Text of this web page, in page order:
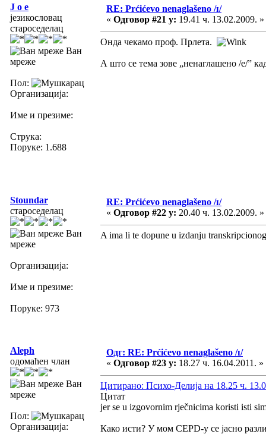
J o e
језикословац
староседелац
Ван
мреже
Пол:
Организација:
Име и презиме:
Струка:
Поруке: 1.688
RE: Prćićevo nenaglašeno /ɪ/
« Одговор #21 у: 19.41 ч. 13.02.2009. »
Онда чекамо проф. Прлета.
А што се тема зове „ненаглашено /е/”
Stoundar
староседелац
Ван
мреже
Организација:
Име и презиме:
Поруке: 973
RE: Prćićevo nenaglašeno /ɪ/
« Одговор #22 у: 20.40 ч. 13.02.2009. »
A ima li te dopune u izdanju
Aleph
одомаћен члан
Ван
мреже
Пол:
Организација:
Одг: RE: Prćićevo nenaglašeno /ɪ/
« Одговор #23 у: 18.27 ч. 16.04.2011. »
Цитирано: Психо-Делија на 18.25 ч.
Цитат
jer se u izgovornim rječnicima koristi isti
Како исти? У мом CEPD-у се јасно